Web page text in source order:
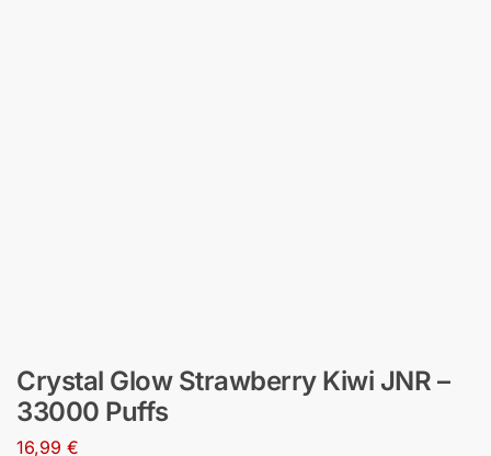
Crystal Glow Strawberry Kiwi JNR –
33000 Puffs
16,99 €